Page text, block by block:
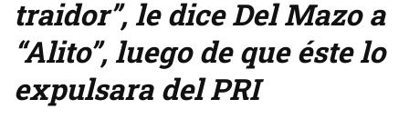
traidor”, le dice Del Mazo a
“Alito”, luego de que éste lo
expulsara del PRI